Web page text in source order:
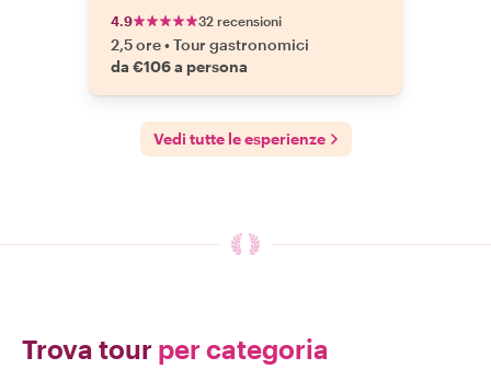
4.9 32 recensioni
2,5 ore•Tour gastronomici
da €106 a persona
Vedi tutte le esperienze
Trova tour per categoria